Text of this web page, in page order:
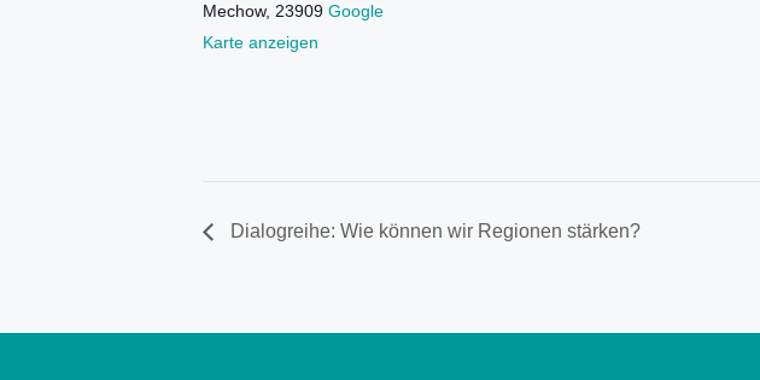
Mechow, 23909 Google
Karte anzeigen
Dialogreihe: Wie können wir Regionen stärken?